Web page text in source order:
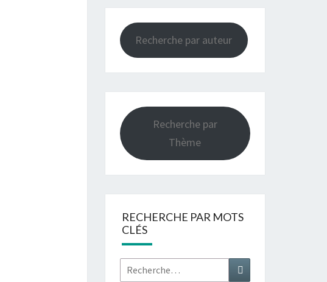
Recherche par auteur
Recherche par
Thème
RECHERCHE PAR MOTS
CLÉS
Rechercher : Recherche